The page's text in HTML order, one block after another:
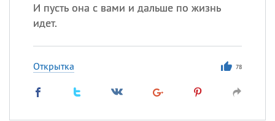
И пусть она с вами и дальше по жизнь
идет.
Открытка 78